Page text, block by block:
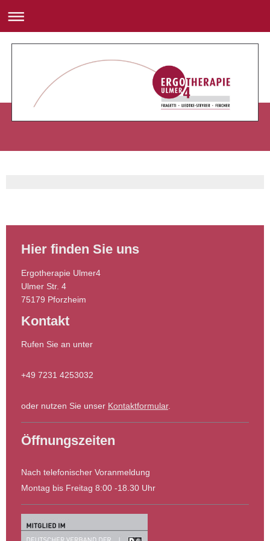
Hier finden Sie uns
Ergotherapie Ulmer4
Ulmer Str. 4
75179 Pforzheim
Kontakt
Rufen Sie an unter
+49 7231 4253032
oder nutzen Sie unser Kontaktformular.
Öffnungszeiten
Nach telefonischer Voranmeldung
Montag bis Freitag 8:00 -18.30 Uhr